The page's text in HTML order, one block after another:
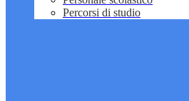
Percorsi di studio